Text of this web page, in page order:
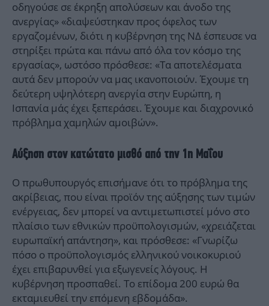
οδηγούσε σε έκρηξη απολύσεων και άνοδο της
ανεργίας» «διαψεύστηκαν προς όφελος των
εργαζομένων, διότι η κυβέρνηση της ΝΔ έσπευσε να
στηρίξει πρώτα και πάνω από όλα τον κόσμο της
εργασίας», ωστόσο πρόσθεσε: «Τα αποτελέσματα
αυτά δεν μπορούν να μας ικανοποιούν. Έχουμε τη
δεύτερη υψηλότερη ανεργία στην Ευρώπη, η
Ισπανία μάς έχει ξεπεράσει. Έχουμε και διαχρονικό
πρόβλημα χαμηλών αμοιβών».
Αύξηση στον κατώτατο μισθό από την 1η Μαΐου
Ο πρωθυπουργός επισήμανε ότι το πρόβλημα της
ακρίβειας, που είναι προϊόν της αύξησης των τιμών
ενέργειας, δεν μπορεί να αντιμετωπιστεί μόνο στο
πλαίσιο των εθνικών προϋπολογισμών, «χρειάζεται
ευρωπαϊκή απάντηση», και πρόσθεσε: «Γνωρίζω
πόσο ο προϋπολογισμός ελληνικού νοικοκυριού
έχει επιβαρυνθεί για εξωγενείς λόγους. Η
κυβέρνηση προσπαθεί. Το επίδομα 200 ευρώ θα
εκταμιευθεί την επόμενη εβδομάδα».